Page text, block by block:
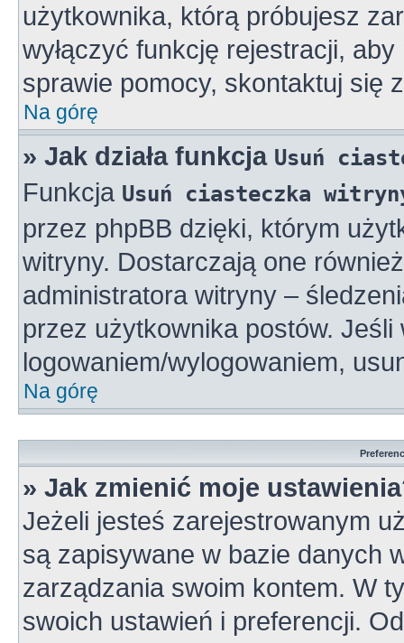
użytkownika, którą próbujesz
wyłączyć funkcję rejestracji,
sprawie pomocy, skontaktuj się
Na górę
» Jak działa funkcja Usuń
Funkcja Usuń ciasteczka
przez phpBB dzięki, którym
witryny. Dostarczają one
administratora witryny –
przez użytkownika postów.
logowaniem/wylogowaniem,
Na górę
» Jak zmienić moje
Jeżeli jesteś zarejestrowanym
są zapisywane w bazie danych
zarządzania swoim kontem. W
swoich ustawień i preferencji.